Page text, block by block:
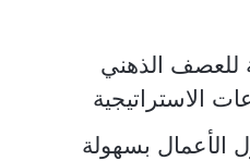
للعصف الذهني
الاستراتيجية
بسهولة